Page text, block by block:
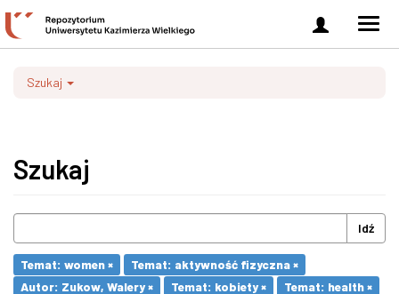
Zaloguj
się
Szukaj
Szukaj
Idź
Temat: women ×
Temat: aktywność fizyczna ×
Autor: Zukow, Walery ×
Temat: kobiety ×
Temat: health ×